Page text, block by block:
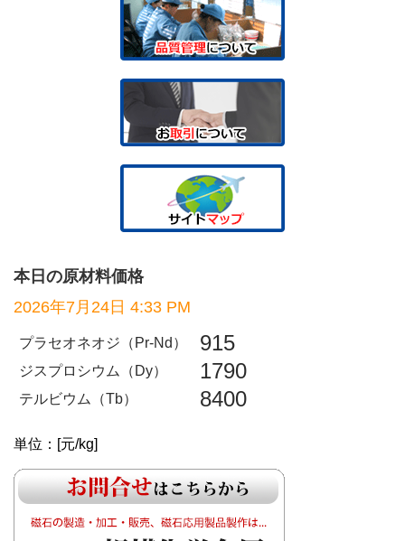
本日の原材料価格
2026年7月24日 4:33 PM
プラセオネオジ（Pr-Nd） 915
ジスプロシウム（Dy） 1790
テルビウム（Tb） 8400
単位：[元/kg]